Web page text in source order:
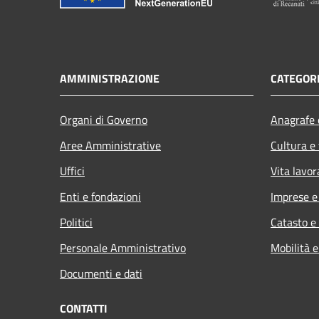
AMMINISTRAZIONE
Organi di Governo
Aree Amministrative
Uffici
Enti e fondazioni
Politici
Personale Amministrativo
Documenti e dati
Cultura
Vita
Imprese
Catasto
Mobilità
CONTATTI